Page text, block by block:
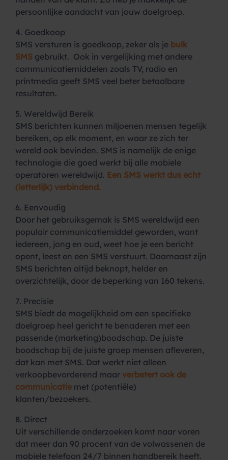
persoonlijke aandacht van jouw doelgroep.
4. Goedkoop
SMS versturen is goedkoop, zeker als je bulk
SMS gebruikt. Ook in vergelijking met andere
communicatiemiddelen zoals TV, radio en
printmedia geeft SMS veel beter betaalbare
resultaten.
5. Wereldwijd Bereik
SMS berichten kunnen miljoenen mensen tegelijk
bereiken, op elk moment, en waar ze zich ter
wereld ook bevinden. SMS is namelijk de enige
technologie die goed werkt bij alle mobiele
operatoren wereldwijd. Een SMS werkt dus echt
(letterlijk) verbindend.
6. Eenvoudig
Door het gebruiksgemak is SMS wereldwijd een
populair communicatiemiddel geworden, want
iedereen, jong en oud, weet hoe je een bericht
opent, leest en een SMS verstuurt. Daarnaast zijn
SMS berichten altijd beknopt, helder en
overzichtelijk, door de beperking van 160 tekens.
7. Precisie
SMS biedt de mogelijkheid om een specifieke
doelgroep heel gericht te benaderen met een
passende (marketing)boodschap. De juiste
boodschap bij de juiste groep mensen afleveren,
dat kan met SMS. Dat werkt niet alleen
verkoopbevorderend maar verbetert ook de
communicatie met (potentiële)
klanten/bezoekers.
8. Direct
Uit verschillende onderzoeken komt naar voren
dat meer dan 90 procent van de volwassenen de
mobiele telefoon 24/7 binnen handbereik heeft.